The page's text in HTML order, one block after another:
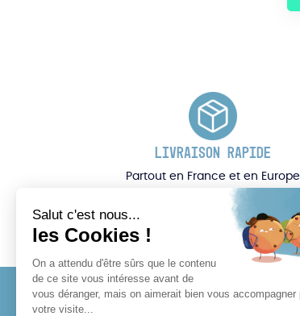
LIVRAISON RAPIDE
Partout en France et en Europe